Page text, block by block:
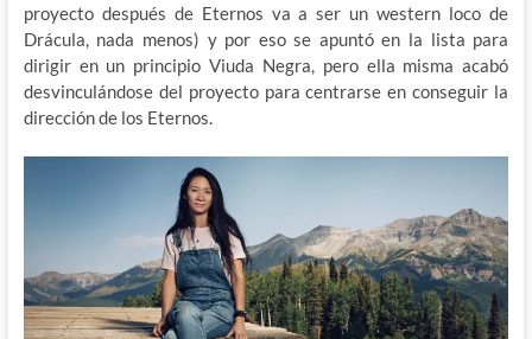
proyecto después de Eternos va a ser un western loco de
Drácula, nada menos) y por eso se apuntó en la lista para
dirigir en un principio Viuda Negra, pero ella misma acabó
desvinculándose del proyecto para centrarse en conseguir la
dirección de los Eternos.